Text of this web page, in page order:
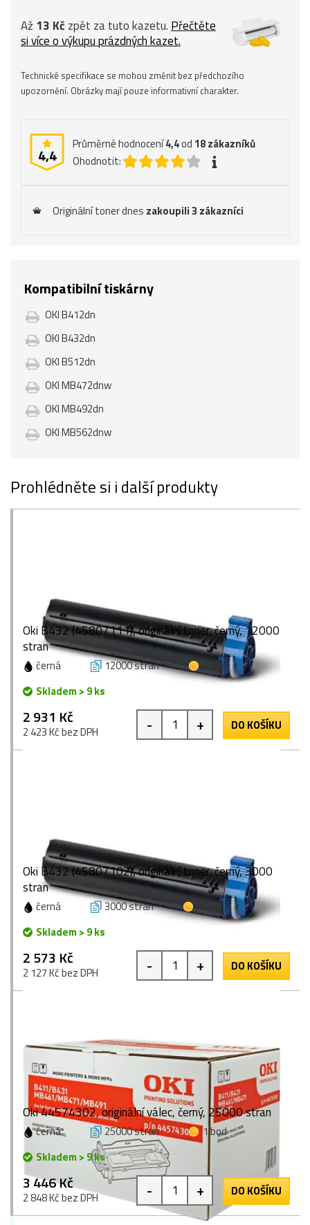
Až 13 Kč zpět za tuto kazetu. Přečtěte
si více o výkupu prázdných kazet.
Technické specifikace se mohou změnit bez předchozího
upozornění. Obrázky mají pouze informativní charakter.
4,4
Průměrné hodnocení4,4od 18zákazníků
Ohodnotit:
Originální toner dnes zakoupili 3 zákazníci
Kompatibilní tiskárny
OKI B412dn
OKI B432dn
OKI B512dn
OKI MB472dnw
OKI MB492dn
OKI MB562dnw
Prohlédněte si i další produkty
Oki B432 (45807111), originální toner, černý, 12000
stran
černá 12000 stran
1 bod
Skladem > 9 ks
2 931 Kč
2 423 Kč bez DPH - + DO KOŠÍKU
Oki B432 (45807102), originální toner, černý, 3000
stran
černá 3000 stran
1 bod
Skladem > 9 ks
2 573 Kč
2 127 Kč bez DPH - + DO KOŠÍKU
Oki 44574302, originální válec, černý, 25000 stran
černá 25000 stran
1 bod
Skladem > 9 ks
3 446 Kč
2 848 Kč bez DPH - + DO KOŠÍKU